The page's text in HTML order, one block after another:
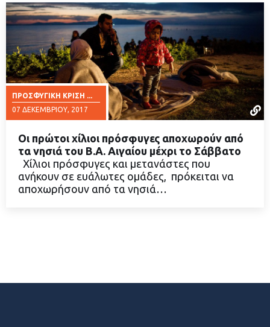
ΠΡΟΣΦΥΓΙΚΉ ΚΡΊΣΗ ...
07 ΔΕΚΕΜΒΡΊΟΥ, 2017
ΔΙΑΒΑΣΤΕ ΠΕΡΙΣΣΟΤΕΡΑ
Οι πρώτοι χίλιοι πρόσφυγες αποχωρούν από
τα νησιά του Β.Α. Αιγαίου μέχρι το Σάββατο
Χίλιοι πρόσφυγες και μετανάστες που
ανήκουν σε ευάλωτες ομάδες, πρόκειται να
αποχωρήσουν από τα νησιά…